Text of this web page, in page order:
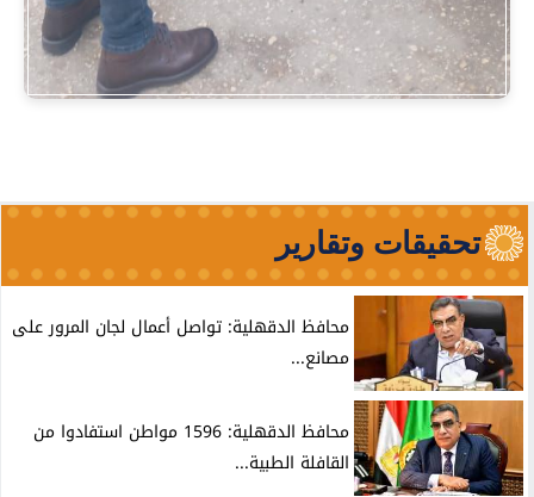
تحقيقات وتقارير
محافظ الدقهلية: تواصل أعمال لجان المرور على
مصانع...
محافظ الدقهلية: 1596 مواطن استفادوا من
القافلة الطبية...